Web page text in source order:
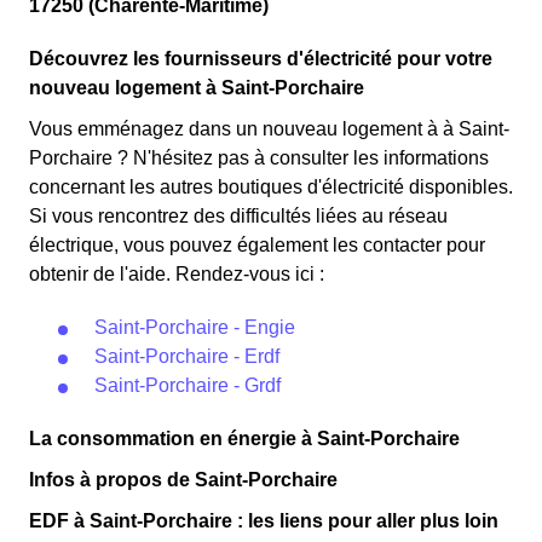
fournisseurs d'électricité en France et est accessible aux
Saint-Porcherois éligibles. 💡🏠
choisie avant 1998. Elle implique deux tarifs : pendant
22 jours, le prix de l'électricité est multiplié par quatre,
tandis que les autres jours de l'année, le prix est réduit
de 20% par rapport au tarif normal en à Saint-Porchaire.
⚡💸
17250 (Charente-Maritime)
Découvrez les fournisseurs d'électricité pour votre
nouveau logement à Saint-Porchaire
Vous emménagez dans un nouveau logement à à Saint-
Porchaire ? N'hésitez pas à consulter les informations
concernant les autres boutiques d'électricité disponibles.
Si vous rencontrez des difficultés liées au réseau
électrique, vous pouvez également les contacter pour
obtenir de l'aide. Rendez-vous ici :
Saint-Porchaire - Engie
Saint-Porchaire - Erdf
Saint-Porchaire - Grdf
La consommation en énergie à Saint-Porchaire
Infos à propos de Saint-Porchaire
EDF à Saint-Porchaire : les liens pour aller plus loin